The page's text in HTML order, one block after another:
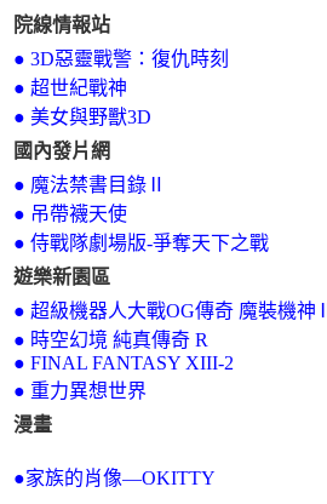
院線情報站
● 3D惡靈戰警：復仇時刻
● 超世紀戰神
● 美女與野獸3D
國內發片網
● 魔法禁書目錄Ⅱ
● 吊帶襪天使
● 侍戰隊劇場版-爭奪天下之戰
遊樂新園區
● 超級機器人大戰OG傳奇 魔裝機神Ⅱ
● 時空幻境 純真傳奇 R
● FINAL FANTASY XIII-2
● 重力異想世界
漫畫
●家族的肖像—OKITTY